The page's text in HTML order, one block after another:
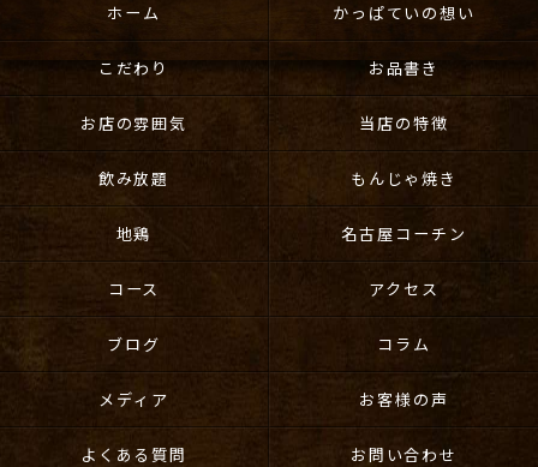
ホーム かっぱていの想い
こだわり お品書き
お店の雰囲気 当店の特徴
飲み放題 もんじゃ焼き
地鶏 名古屋コーチン
コース アクセス
ブログ コラム
メディア お客様の声
よくある質問 お問い合わせ